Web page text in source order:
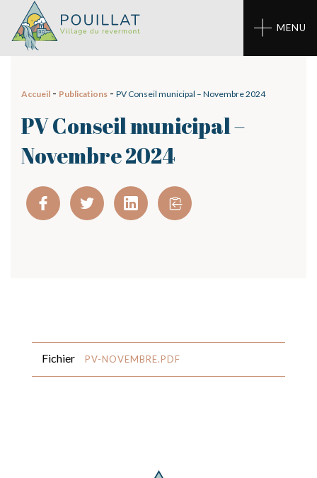
Panneau de gestion des cookies
MENU
Accueil - Publications - PV Conseil municipal – Novembre 2024
PV Conseil municipal –
Novembre 2024
Fichier PV-NOVEMBRE.PDF